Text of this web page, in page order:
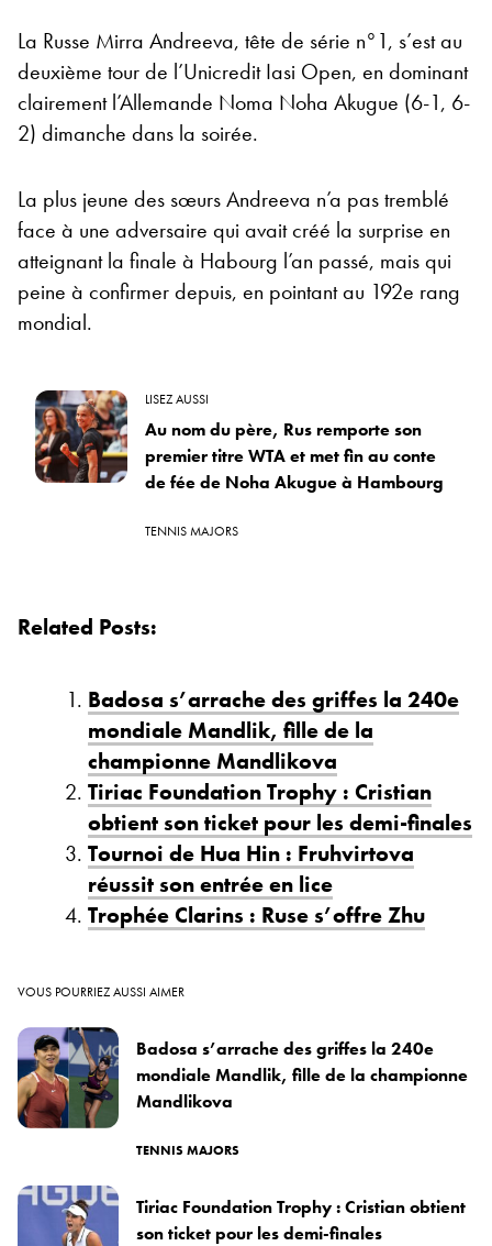
La Russe Mirra Andreeva, tête de série n°1, s’est au
deuxième tour de l’Unicredit Iasi Open, en dominant
clairement l’Allemande Noma Noha Akugue (6-1, 6-
2) dimanche dans la soirée.
La plus jeune des sœurs Andreeva n’a pas tremblé
face à une adversaire qui avait créé la surprise en
atteignant la finale à Habourg l’an passé, mais qui
peine à confirmer depuis, en pointant au 192e rang
mondial.
LISEZ AUSSI
Au nom du père, Rus remporte son
premier titre WTA et met fin au conte
de fée de Noha Akugue à Hambourg
TENNIS MAJORS
Related Posts:
Badosa s’arrache des griffes la 240e
mondiale Mandlik, fille de la
championne Mandlikova
Tiriac Foundation Trophy : Cristian
obtient son ticket pour les demi-finales
Tournoi de Hua Hin : Fruhvirtova
réussit son entrée en lice
Trophée Clarins : Ruse s’offre Zhu
VOUS POURRIEZ AUSSI AIMER
Badosa s’arrache des griffes la 240e
mondiale Mandlik, fille de la championne
Mandlikova
TENNIS MAJORS
Tiriac Foundation Trophy : Cristian obtient
son ticket pour les demi-finales